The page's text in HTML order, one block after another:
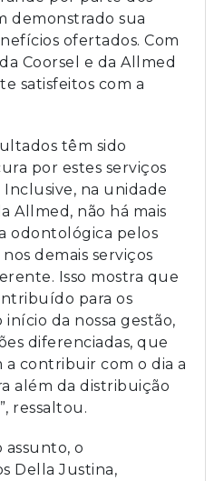
demonstrado sua
ofertados. Com
Coorsel e da Allmed
satisfeitos com a
têm sido
por estes serviços
Inclusive, na unidade
Allmed, não há mais
odontológica pelos
demais serviços
Isso mostra que
para os
início da nossa gestão,
diferenciadas, que
contribuir com o dia a
além da distribuição
ressaltou.
assunto, o
Della Justina,